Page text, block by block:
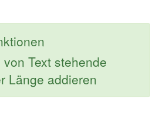
Text stehende
Länge addieren